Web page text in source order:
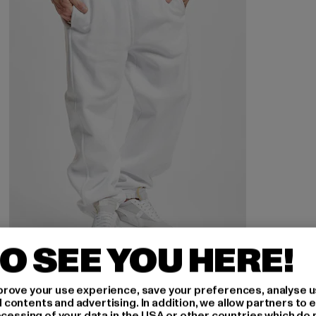
URBAN CLASSICS
Sweatpants
31,99 EUR
Derzeitiger Preis: 31,99 EUR
49,99 EURAktionspreis: 49,99 EUR
SEE YOU HERE!
your use experience, save your preferences, analyse
and advertising. In addition, we allow partners to